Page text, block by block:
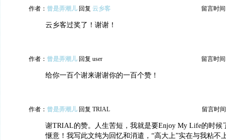
作者： 曾是弄潮儿 回复 云乡客 留言时间
云乡客过奖了！谢谢！
作者： 曾是弄潮儿 回复 user 留言时间
给你一百个谢来谢谢你的一百个赞！
作者： 曾是弄潮儿 回复 TRIAL 留言时
谢TRIAL的赞。人生苦短，我就是要Enjoy My Life的时候
惬意！我写此文纯为回忆和消遣，“高大上”实在与我粘不